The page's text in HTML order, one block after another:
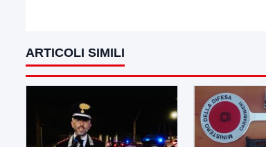
ARTICOLI SIMILI